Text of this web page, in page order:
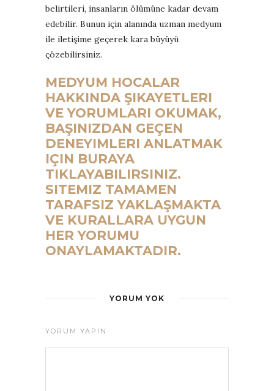
belirtileri, insanların ölümüne kadar devam
edebilir. Bunun için alanında uzman medyum
ile iletişime geçerek kara büyüyü
çözebilirsiniz.
MEDYUM HOCALAR
HAKKINDA ŞIKAYETLERI
VE YORUMLARI OKUMAK,
BAŞINIZDAN GEÇEN
DENEYIMLERI ANLATMAK
IÇIN BURAYA
TIKLAYABILIRSINIZ.
SITEMIZ TAMAMEN
TARAFSIZ YAKLAŞMAKTA
VE KURALLARA UYGUN
HER YORUMU
ONAYLAMAKTADIR.
YORUM YOK
YORUM YAPIN